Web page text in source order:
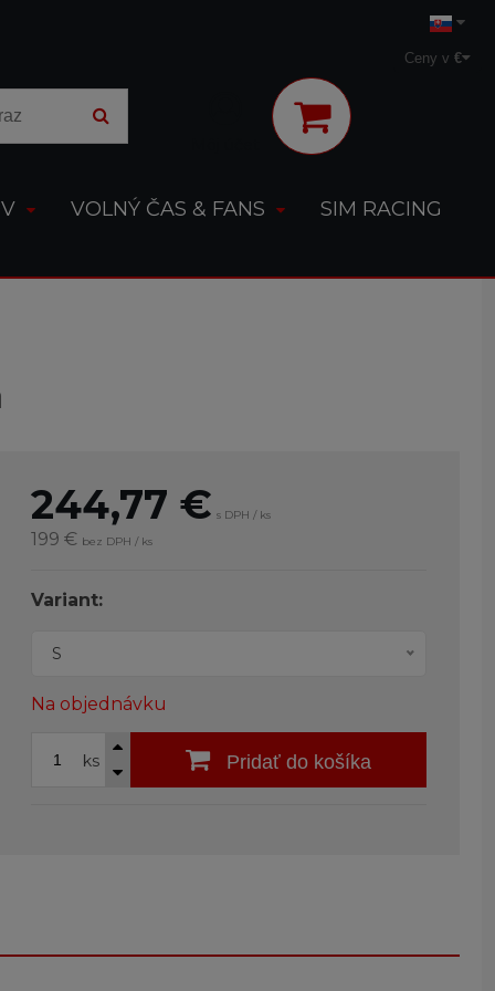
Ceny v €
VOLNÝ ČAS & FANS SIM RACING
244,77 € s DPH / ks
199 € bez DPH / ks
Variant:
S
Na objednávku
ks Pridať do košíka